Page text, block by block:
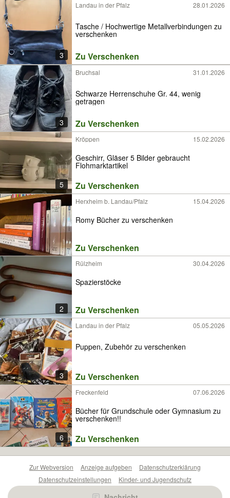
3
Landau in der Pfalz 28.01.2026
Tasche / Hochwertige Metallverbindungen zu
verschenken
Zu Verschenken
3
Bruchsal 31.01.2026
Schwarze Herrenschuhe Gr. 44, wenig
getragen
Zu Verschenken
5
Kröppen 15.02.2026
Geschirr, Gläser 5 Bilder gebraucht
Flohmarktartikel
Zu Verschenken
Herxheim b. Landau/Pfalz 15.04.2026
Romy Bücher zu verschenken
Zu Verschenken
2
Rülzheim 30.04.2026
Spazierstöcke
Zu Verschenken
3
Landau in der Pfalz 05.05.2026
Puppen, Zubehör zu verschenken
Zu Verschenken
6
Freckenfeld 07.06.2026
Bücher für Grundschule oder Gymnasium zu
verschenken!!
Zu Verschenken
Zur Webversion Anzeige aufgeben
Datenschutzerklärung
Datenschutzeinstellungen
Kinder- und Jugendschutz
Barrierefreiheitserklärung